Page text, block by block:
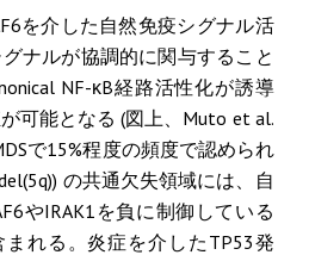
を介した自然免疫シグナル活
ナルが協調的に関与すること
NF-κB経路活性化が誘導
可能となる (図上、Muto et al.
で15%程度の頻度で認められ
の共通欠失領域には、自
やIRAK1を負に制御している
まれる。炎症を介したTP53発